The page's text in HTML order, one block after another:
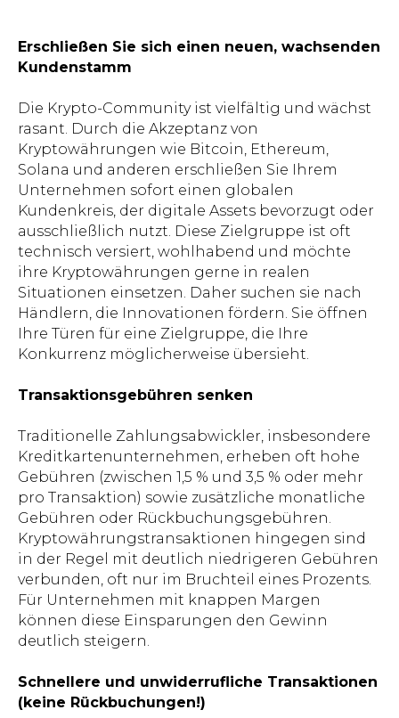
Erschließen Sie sich einen neuen, wachsenden
Kundenstamm
Die Krypto-Community ist vielfältig und wächst
rasant. Durch die Akzeptanz von
Kryptowährungen wie Bitcoin, Ethereum,
Solana und anderen erschließen Sie Ihrem
Unternehmen sofort einen globalen
Kundenkreis, der digitale Assets bevorzugt oder
ausschließlich nutzt. Diese Zielgruppe ist oft
technisch versiert, wohlhabend und möchte
ihre Kryptowährungen gerne in realen
Situationen einsetzen. Daher suchen sie nach
Händlern, die Innovationen fördern. Sie öffnen
Ihre Türen für eine Zielgruppe, die Ihre
Konkurrenz möglicherweise übersieht.
Transaktionsgebühren senken
Traditionelle Zahlungsabwickler, insbesondere
Kreditkartenunternehmen, erheben oft hohe
Gebühren (zwischen 1,5 % und 3,5 % oder mehr
pro Transaktion) sowie zusätzliche monatliche
Gebühren oder Rückbuchungsgebühren.
Kryptowährungstransaktionen hingegen sind
in der Regel mit deutlich niedrigeren Gebühren
verbunden, oft nur im Bruchteil eines Prozents.
Für Unternehmen mit knappen Margen
können diese Einsparungen den Gewinn
deutlich steigern.
Schnellere und unwiderrufliche Transaktionen
(keine Rückbuchungen!)